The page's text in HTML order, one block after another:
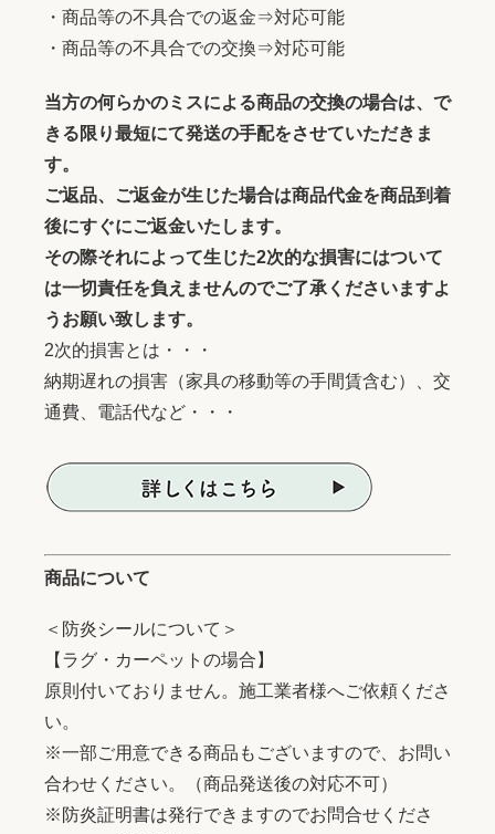
・商品等の不具合での返金⇒対応可能
・商品等の不具合での交換⇒対応可能
当方の何らかのミスによる商品の交換の場合は、で
きる限り最短にて発送の手配をさせていただきま
す。
ご返品、ご返金が生じた場合は商品代金を商品到着
後にすぐにご返金いたします。
その際それによって生じた2次的な損害にはついて
は一切責任を負えませんのでご了承くださいますよ
うお願い致します。
2次的損害とは・・・
納期遅れの損害（家具の移動等の手間賃含む）、交
通費、電話代など・・・
商品について
＜防炎シールについて＞
【ラグ・カーペットの場合】
原則付いておりません。施工業者様へご依頼くださ
い。
※一部ご用意できる商品もございますので、お問い
合わせください。（商品発送後の対応不可）
※防炎証明書は発行できますのでお問合せくださ